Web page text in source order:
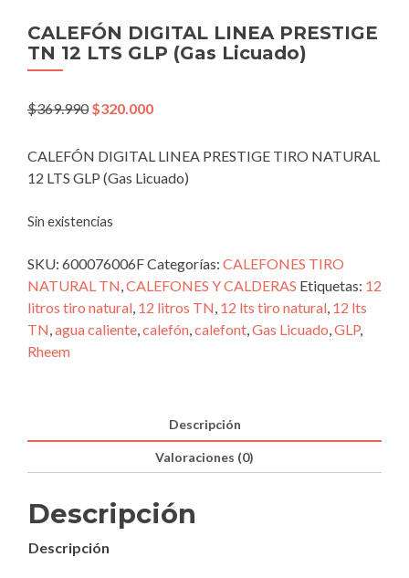
CALEFÓN DIGITAL LINEA PRESTIGE
TN 12 LTS GLP (Gas Licuado)
$369.990 El
era:
$369.990.
$320.000El
es:
$320.000.
CALEFÓN DIGITAL LINEA PRESTIGE TIRO NATURAL
12 LTS GLP (Gas Licuado)
Sin existencias
SKU: 600076006FCategorías: CALEFONES TIRO
NATURAL TN,CALEFONES Y CALDERAS Etiquetas: 12
litros tiro natural, 12 litros TN, 12 lts tiro natural, 12 lts
TN,agua caliente,calefón,calefont,Gas Licuado,GLP,
Rheem
Descripción
Valoraciones (0)
Descripción
Descripción